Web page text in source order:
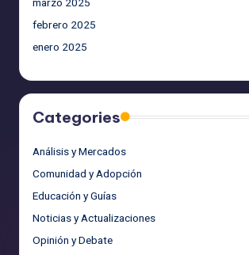
febrero 2025
enero 2025
Categories
Análisis y Mercados
Comunidad y Adopción
Educación y Guías
Noticias y Actualizaciones
Opinión y Debate